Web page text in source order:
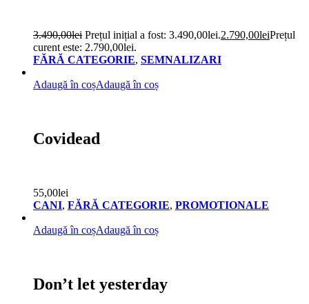
3.490,00lei Prețul inițial a fost: 3.490,00lei.2.790,00leiPrețul
curent este: 2.790,00lei.
FĂRĂ CATEGORIE, SEMNALIZARI
Adaugă în coșAdaugă în coș
Covidead
55,00lei
CANI, FĂRĂ CATEGORIE, PROMOTIONALE
Adaugă în coșAdaugă în coș
Don’t let yesterday